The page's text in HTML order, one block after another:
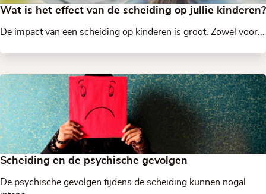
Wat is het effect van de scheiding op jullie kinderen?
De impact van een scheiding op kinderen is groot. Zowel voor...
Scheiding en de psychische gevolgen
De psychische gevolgen tijdens de scheiding kunnen nogal